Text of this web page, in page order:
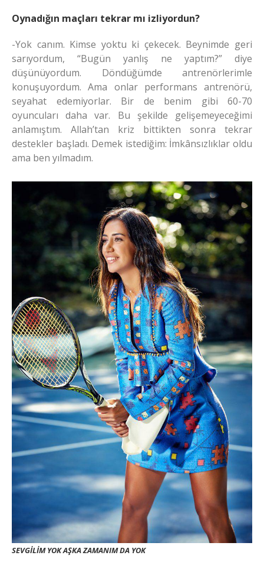
Oynadığın maçları tekrar mı izliyordun?
-Yok canım. Kimse yoktu ki çekecek. Beynimde geri
sarıyordum, “Bugün yanlış ne yaptım?” diye
düşünüyordum. Döndüğümde antrenörlerimle
konuşuyordum. Ama onlar performans antrenörü,
seyahat edemiyorlar. Bir de benim gibi 60-70
oyuncuları daha var. Bu şekilde gelişemeyeceğimi
anlamıştım. Allah’tan kriz bittikten sonra tekrar
destekler başladı. Demek istediğim: İmkânsızlıklar oldu
ama ben yılmadım.
SEVGİLİM YOK AŞKA ZAMANIM DA YOK